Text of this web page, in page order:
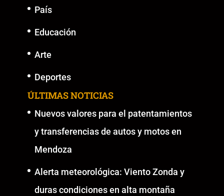
País
Educación
Arte
Deportes
ÚLTIMAS NOTICIAS
Nuevos valores para el patentamientos
y transferencias de autos y motos en
Mendoza
Alerta meteorológica: Viento Zonda y
duras condiciones en alta montaña